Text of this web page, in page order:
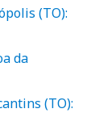
(TO):
da
(TO):